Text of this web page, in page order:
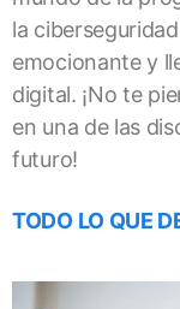
la
emocionante y
digital. ¡No te
en una de las
futuro!
TODO LO QUE